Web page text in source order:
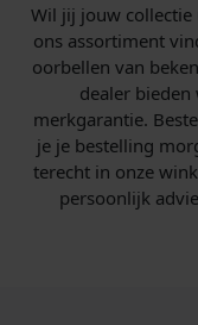
Wil jij jouw collectie
ons assortiment
oorbellen van
dealer
merkgarantie.
je je bestelling
terecht in onze
persoonlijk